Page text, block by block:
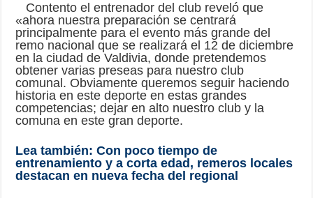
Contento el entrenador del club reveló que
«ahora nuestra preparación se centrará
principalmente para el evento más grande del
remo nacional que se realizará el 12 de diciembre
en la ciudad de Valdivia, donde pretendemos
obtener varias preseas para nuestro club
comunal. Obviamente queremos seguir haciendo
historia en este deporte en estas grandes
competencias; dejar en alto nuestro club y la
comuna en este gran deporte.
Lea también:Con poco tiempo de
entrenamiento y a corta edad, remeros locales
destacan en nueva fecha del regional